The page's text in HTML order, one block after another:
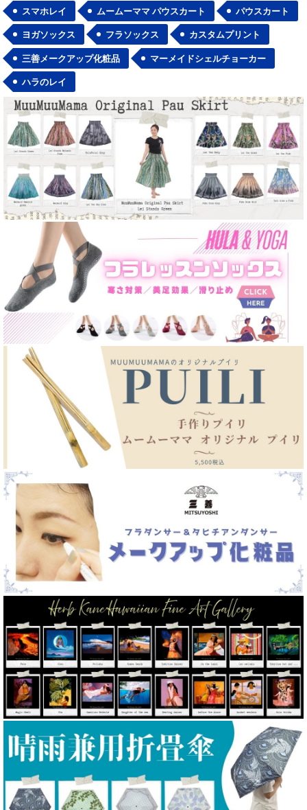
スマホレイ ムームーママ パウスカート パウスカート
ヨガソックス フラソックス カスタムプリント
三善メークアップ化粧品 マーメイドシェルチョーカー
ハラのレイ